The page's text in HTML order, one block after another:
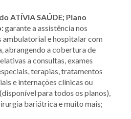
ATÍVIA SAÚDE; Plano
garante a assistência nos
ambulatorial e hospitalar com
abrangendo a cobertura de
a consultas, exames
terapias, tratamentos
e internações clínicas ou
para todos os planos),
bariátrica e muito mais;